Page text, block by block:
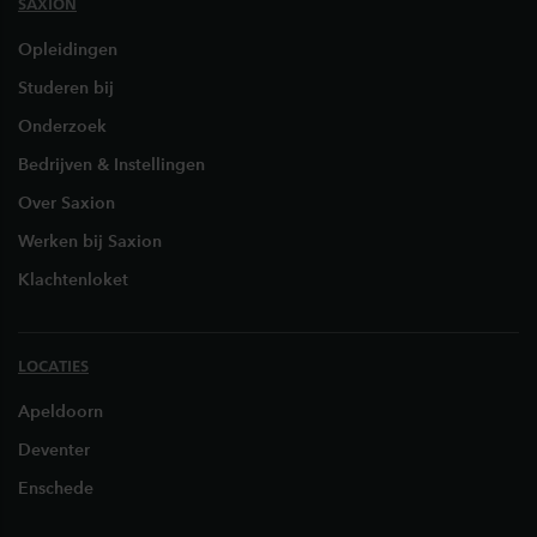
Opleidingen
Studeren bij
Onderzoek
Bedrijven & Instellingen
Over Saxion
Werken bij Saxion
Klachtenloket
LOCATIES
Apeldoorn
Deventer
Enschede